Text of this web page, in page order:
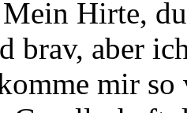
Mein Hirte,
brav, aber
mir so